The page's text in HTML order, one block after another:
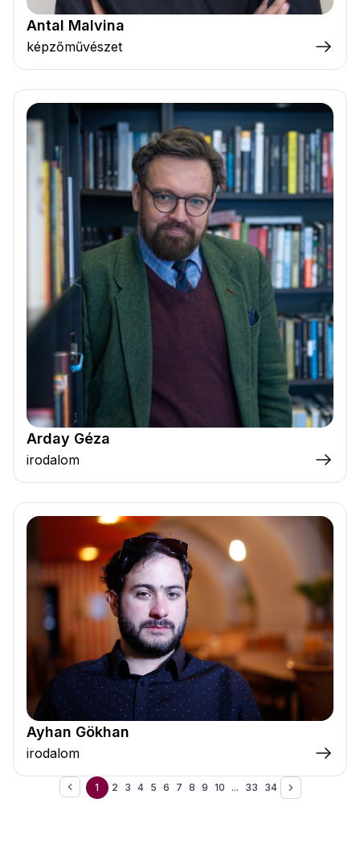
Antal Malvina
képzőművészet
Arday Géza
irodalom
Ayhan Gökhan
irodalom
1 2 3 4 5 6 7 8 9 10 ... 33 34